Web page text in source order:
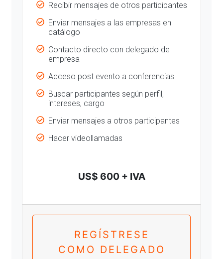
Recibir mensajes de otros participantes
Enviar mensajes a las empresas en
catálogo
Contacto directo con delegado de
empresa
Acceso post evento a conferencias
Buscar participantes según perfil,
intereses, cargo
Enviar mensajes a otros participantes
Hacer videollamadas
US$ 600 + IVA
REGÍSTRESE
COMO DELEGADO